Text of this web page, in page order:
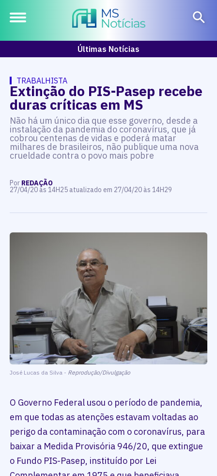
Últimas Notícias
TRABALHISTA
Extinção do PIS-Pasep recebe
duras críticas em MS
Não há um único dia que esse governo, desde a
instalação da pandemia do coronavírus, que já
cobrou centenas de vidas e poderá matar
milhares de brasileiros, não publique uma nova
crueldade contra o povo mais pobre
Por REDAÇÃO
27/04/20 às 14H25 atualizado em 27/04/20 às 14H29
José Lucas da Silva - Reprodução/Divulgação
O Governo Federal usou o período de pandemia,
em que todas as atenções estavam voltadas ao
perigo da contaminação com o coronavírus, para
baixar a Medida Provisória 946/20, que extingue
o Fundo PIS-Pasep, instituído por Lei